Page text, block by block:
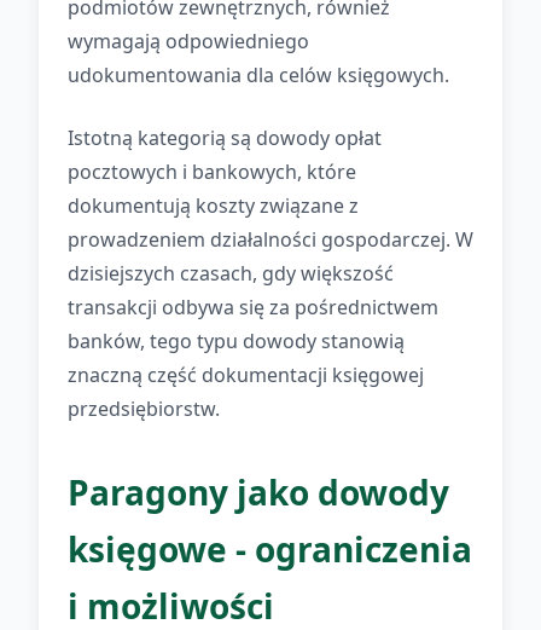
podmiotów zewnętrznych, również
wymagają odpowiedniego
udokumentowania dla celów księgowych.
Istotną kategorią są dowody opłat
pocztowych i bankowych, które
dokumentują koszty związane z
prowadzeniem działalności gospodarczej. W
dzisiejszych czasach, gdy większość
transakcji odbywa się za pośrednictwem
banków, tego typu dowody stanowią
znaczną część dokumentacji księgowej
przedsiębiorstw.
Paragony jako dowody
księgowe - ograniczenia
i możliwości